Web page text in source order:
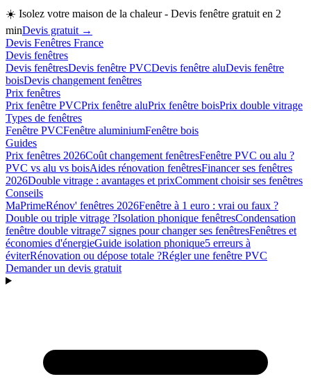
☀️ Isolez votre maison de la chaleur - Devis fenêtre gratuit en 2
minDevis gratuit →
Devis Fenêtres France
Devis fenêtres
Devis fenêtresDevis fenêtre PVCDevis fenêtre aluDevis fenêtre
boisDevis changement fenêtres
Prix fenêtres
Prix fenêtre PVCPrix fenêtre aluPrix fenêtre boisPrix double vitrage
Types de fenêtres
Fenêtre PVCFenêtre aluminiumFenêtre bois
Guides
Prix fenêtres 2026Coût changement fenêtresFenêtre PVC ou alu ?
PVC vs alu vs boisAides rénovation fenêtresFinancer ses fenêtres
2026Double vitrage : avantages et prixComment choisir ses fenêtres
Conseils
MaPrimeRénov' fenêtres 2026Fenêtre à 1 euro : vrai ou faux ?
Double ou triple vitrage ?Isolation phonique fenêtresCondensation
fenêtre double vitrage7 signes pour changer ses fenêtresFenêtres et
économies d'énergieGuide isolation phonique5 erreurs à
éviterRénovation ou dépose totale ?Régler une fenêtre PVC
Demander un devis gratuit